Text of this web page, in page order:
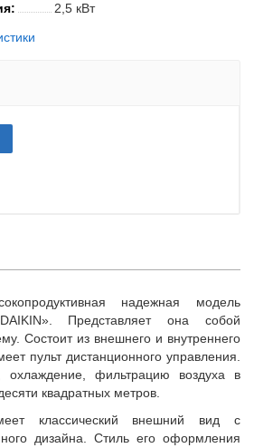
2,5 кВт
надежная модель
Представляет она собой
Состоит из внешнего и внутреннего
пульт дистанционного управления.
охлаждение, фильтрацию воздуха в
квадратных метров.
классический внешний вид с
дизайна. Стиль его оформления